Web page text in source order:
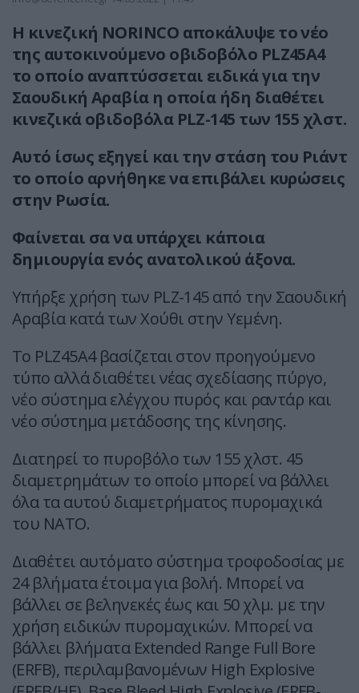
Η κινεζική NORINCO αποκάλυψε το νέο
της αυτοκινούμενο οβιδοβόλο PLZ45A4
το οποίο αναπτύσσεται ειδικά για την
Σαουδική Αραβία η οποία ήδη διαθέτει
κινεζικά οβιδοβόλα PLZ-145 των 155 χλστ.
Αυτό ίσως εξηγεί και την στάση του Ριάντ
το οποίο αρνήθηκε να επιβάλει κυρώσεις
στην Ρωσία.
Φαίνεται σα να υπάρχει κάποια
δημιουργία ενός ανατολικού άξονα.
Υπήρξε χρήση των PLZ-145 από την Σαουδική
Αραβία κατά των Χούθι στην Υεμένη.
Το PLZ45A4 βασίζεται στον προηγούμενο
τύπο αλλά διαθέτει νέας σχεδίασης πύργο,
νέο σύστημα ελέγχου πυρός και ραντάρ και
νέο σύστημα μετάδοσης της κίνησης.
Διατηρεί το πυροβόλο των 155 χλστ. 45
διαμετρημάτων το οποίο μπορεί να βάλλει
όλα τα αυτού διαμετρήματος πυρομαχικά
του ΝΑΤΟ.
Διαθέτει αυτόματο σύστημα τροφοδοσίας με
24 βλήματα έτοιμα για βολή. Μπορεί να
βάλλει σε βεληνεκές έως και 50 χλμ. με την
χρήση ειδικών πυρομαχικών. Μπορεί να
βάλλει βλήματα Extended Range Full Bore
(ERFB), περιλαμβανομένων High Explosive